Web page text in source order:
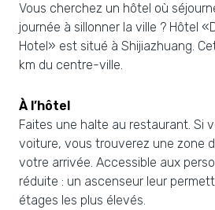
Vous cherchez un hôtel où
journée à sillonner la ville ? Hôtel
Hotel» est situé à Shijiazhuang.
km du centre-ville.
À l’hôtel
Faites une halte au restaurant. Si
voiture, vous trouverez une zone
votre arrivée. Accessible aux
réduite : un ascenseur leur
étages les plus élevés.